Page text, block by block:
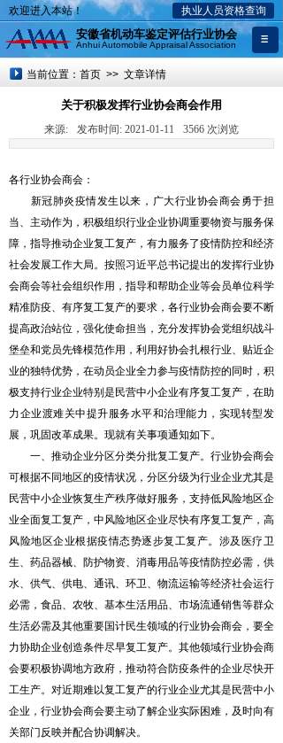
Anhui Automobile Appraisal Association
安徽省机动车鉴定评估行业协会
执业人员资格查询
欢迎进入本站！
关于积极发挥行业协会商会作用
来源: 发布时间: 2021-01-11 3566 次浏览
各行业协会商会：
新冠肺炎疫情发生以来，广大行业协会商会勇于担
当、主动作为，积极组织行业企业协调重要物资与服务保
障，指导推动企业复工复产，有力服务了疫情防控和经济
社会发展工作大局。按照习近平总书记提出的发挥行业协
会商会等社会组织作用，指导和帮助企业等会员单位科学
精准防疫、有序复工复产的要求，各行业协会商会要不断
提高政治站位，强化使命担当，充分发挥协会党组织战斗
堡垒和党员先锋模范作用，利用好协会扎根行业、贴近企
业的独特优势，在动员企业全力参与疫情防控的同时，积
极支持行业企业特别是民营中小企业有序复工复产，在助
力企业渡难关中提升服务水平和治理能力，实现转型发
展，巩固改革成果。现就有关事项通知如下。
一、推动企业分区分类分批复工复产。行业协会商会
可根据不同地区的疫情状况，分区分级为行业企业尤其是
民营中小企业恢复生产秩序做好服务，支持低风险地区企
业全面复工复产，中风险地区企业尽快有序复工复产，高
风险地区企业根据疫情态势逐步复工复产。涉及医疗卫
生、药品器械、防护物资、消毒用品等疫情防控必需，供
水、供气、供电、通讯、环卫、物流运输等经济社会运行
必需，食品、农牧、基本生活用品、市场流通销售等群众
生活必需及其他重要国计民生领域的行业协会商会，要全
力协助企业创造条件尽早复工复产。其他领域行业协会商
会要积极协调地方政府，推动符合防疫条件的企业尽快开
工生产。对近期难以复工复产的行业企业尤其是民营中小
企业，行业协会商会要主动了解企业实际困难，及时向有
关部门反映并配合协调解决。
当前位置：首页 >> 文章详情